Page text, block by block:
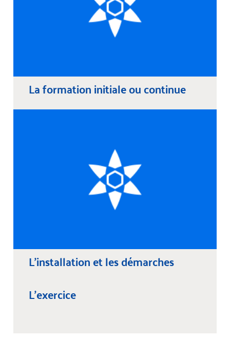
La formation initiale ou continue
L'installation et les démarches
L'exercice